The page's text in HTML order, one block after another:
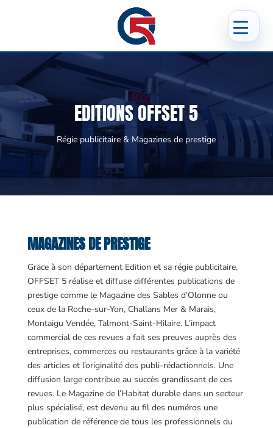
EDITIONS OFFSET 5
Régie publicitaire & Magazines de prestige
MAGAZINES DE PRESTIGE
Grace à son département Edition et sa régie publicitaire,
OFFSET 5 réalise et diffuse différentes publications de
prestige comme le Magazine des Sables d’Olonne ou
ceux de la Roche-sur-Yon, Challans Mer & Marais,
Montaigu Vendée, Talmont-Saint-Hilaire. L’impact
commercial de ces revues a fait ses preuves auprès des
entreprises, commerces ou restaurants grâce à la variété
des articles et l’originalité des publi-rédactionnels. Une
diffusion large contribue au succès grandissant de ces
revues. Le Magazine de l’Habitat durable dans un secteur
plus spécialisé, est devenu au fil des numéros une
publication de référence de tous les professionnels du